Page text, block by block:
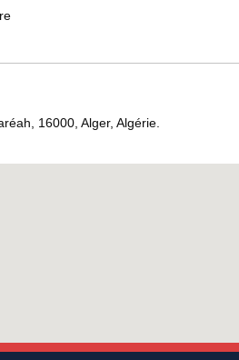
16000, Alger, Algérie.